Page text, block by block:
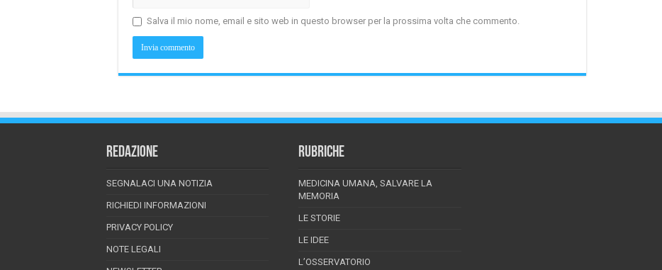
Salva il mio nome, email e sito web in questo browser per la prossima volta che commento.
REDAZIONE
SEGNALACI UNA NOTIZIA
RICHIEDI INFORMAZIONI
PRIVACY POLICY
NOTE LEGALI
RUBRICHE
MEDICINA UMANA, SALVARE LA
MEMORIA
LE STORIE
LE IDEE
L’OSSERVATORIO